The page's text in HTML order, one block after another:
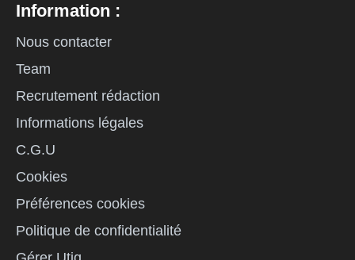
Information :
Nous contacter
Team
Recrutement rédaction
Informations légales
C.G.U
Cookies
Préférences cookies
Politique de confidentialité